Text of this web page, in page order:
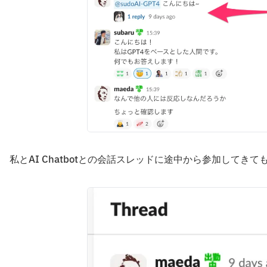
私とAI Chatbotとの会話スレッドに途中から参加してきて